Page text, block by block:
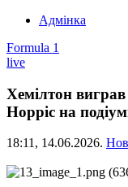
Адмінка
Formula 1
live
Хемілтон виграв
Норріс на
18:11, 14.06.2026.